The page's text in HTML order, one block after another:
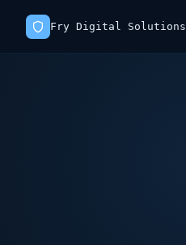
Fry Digital Solutions